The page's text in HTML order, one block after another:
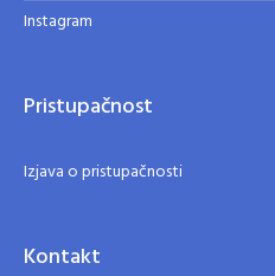
Instagram
Pristupačnost
Izjava o pristupačnosti
Kontakt